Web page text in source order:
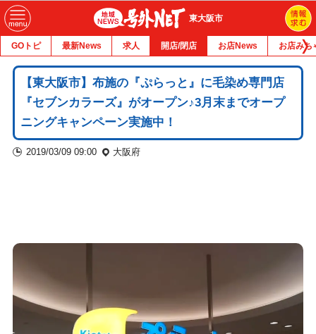
東大阪市
GOトピ 最新News 求人 開店/閉店 お店News お店みち
【東大阪市】布施の『ぷらっと』に毛染め専門店
『セブンカラーズ』がオープン♪3月末までオープ
ニングキャンペーン実施中！
2019/03/09 09:00 大阪府